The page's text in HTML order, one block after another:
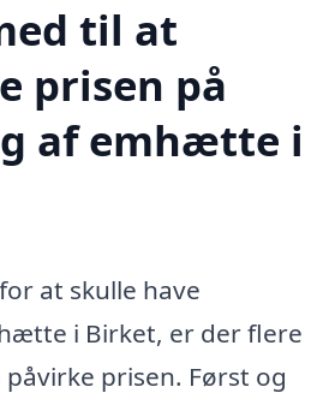
til at
prisen på
af emhætte i
at skulle have
i Birket, er der flere
prisen. Først og